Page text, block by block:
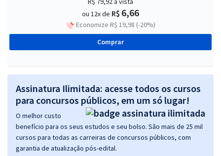
ou 12x de R$ 6,66
Economize R$ 19,98 (-20%)
Comprar
Assinatura Ilimitada: acesse todos os cursos
para concursos públicos, em um só lugar!
O melhor custo
benefício para os seus estudos e seu bolso. São mais de 25 mil
cursos para todas as carreiras de concursos públicos, com
garantia de atualização pós-edital.